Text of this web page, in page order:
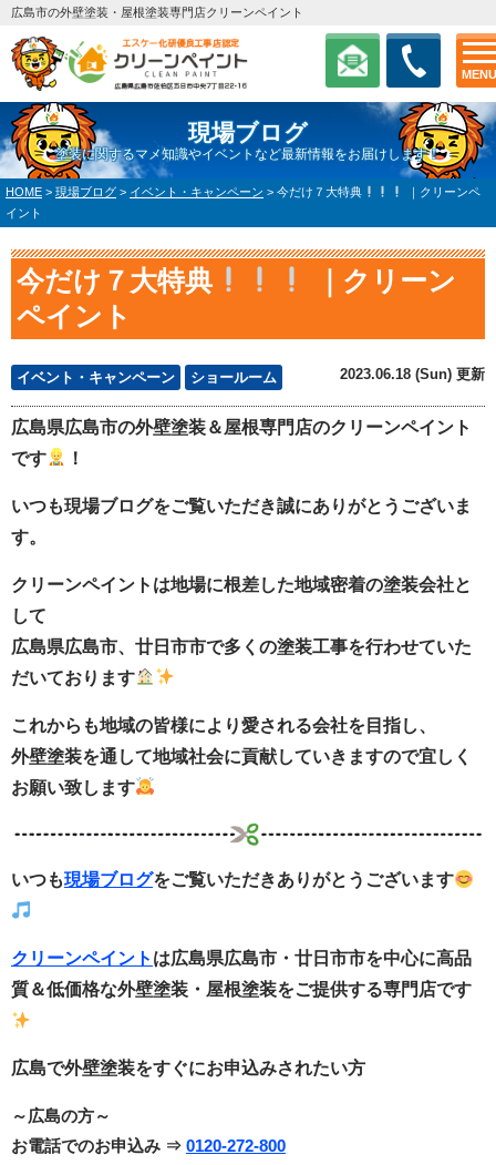
MENU
広島市の外壁塗装・屋根塗装専門店クリーンペイント
現場ブログ
塗装に関するマメ知識やイベントなど最新情報をお届けします！
HOME > 現場ブログ > イベント・キャンペーン > 今だけ７大特典
｜クリーンペ
イント
今だけ７大特典
｜クリーン
ペイント
イベント・キャンペーン ショールーム 2023.06.18 (Sun) 更新
広島県広島市の外壁塗装＆屋根専門店のクリーンペイント
です
！
いつも現場ブログをご覧いただき誠にありがとうございま
す。
クリーンペイントは地場に根差した地域密着の塗装会社と
して
広島県広島市、廿日市市で多くの塗装工事を行わせていた
だいております
これからも地域の皆様により愛される会社を目指し、
外壁塗装を通して地域社会に貢献していきますので宜しく
お願い致します
いつも現場ブログをご覧いただきありがとうございます
クリーンペイント は広島県広島市・廿日市市を中心に高品
質＆低価格な外壁塗装・ 屋根塗装をご提供する専門店です
広島で外壁塗装をすぐにお申込みされたい方
～広島の方～
お電話でのお申込み ⇒ 0120-272-800